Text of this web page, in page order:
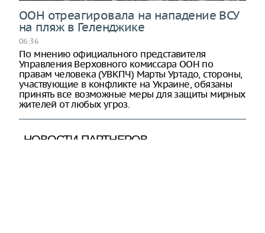
ООН отреагировала на нападение ВСУ
на пляж в Геленджике
06:36
По мнению официального представителя
Управления Верховного комиссара ООН по
правам человека (УВКПЧ) Марты Уртадо, стороны,
участвующие в конфликте на Украине, обязаны
принять все возможные меры для защиты мирных
жителей от любых угроз.